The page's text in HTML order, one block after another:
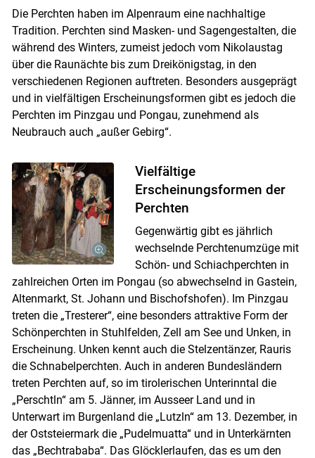
Skip to main content
Die Perchten haben im Alpenraum eine nachhaltige
Tradition. Perchten sind Masken- und Sagengestalten, die
während des Winters, zumeist jedoch vom Nikolaustag
über die Raunächte bis zum Dreikönigstag, in den
verschiedenen Regionen auftreten. Besonders ausgeprägt
und in vielfältigen Erscheinungsformen gibt es jedoch die
Perchten im Pinzgau und Pongau, zunehmend als
Neubrauch auch „außer Gebirg“.
Vielfältige
Erscheinungsformen der
Perchten
Gegenwärtig gibt es jährlich
wechselnde Perchtenumzüge mit
Schön- und Schiachperchten in
zahlreichen Orten im Pongau (so abwechselnd in Gastein,
Altenmarkt, St. Johann und Bischofshofen). Im Pinzgau
treten die „Tresterer“, eine besonders attraktive Form der
Schönperchten in Stuhlfelden, Zell am See und Unken, in
Erscheinung. Unken kennt auch die Stelzentänzer, Rauris
die Schnabelperchten. Auch in anderen Bundesländern
treten Perchten auf, so im tirolerischen Unterinntal die
„Perschtln“ am 5. Jänner, im Ausseer Land und in
Unterwart im Burgenland die „Lutzln“ am 13. Dezember, in
der Oststeiermark die „Pudelmuatta“ und in Unterkärnten
das „Bechtrababa“. Das Glöcklerlaufen, das es um den